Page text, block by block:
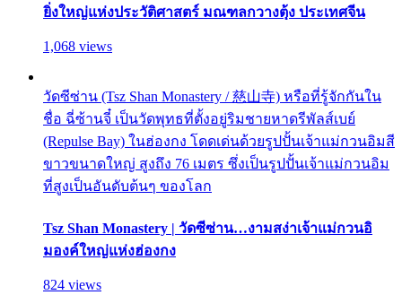
ยิ่งใหญ่แห่งประวัติศาสตร์ มณฑลกวางตุ้ง ประเทศจีน
1,068 views
วัดซีซ่าน (Tsz Shan Monastery / 慈山寺) หรือที่รู้จักกันใน
ชื่อ ฉี่ซ้านจี๋ เป็นวัดพุทธที่ตั้งอยู่ริมชายหาดรีพัลส์เบย์
(Repulse Bay) ในฮ่องกง โดดเด่นด้วยรูปปั้นเจ้าแม่กวนอิมสี
ขาวขนาดใหญ่ สูงถึง 76 เมตร ซึ่งเป็นรูปปั้นเจ้าแม่กวนอิม
ที่สูงเป็นอันดับต้นๆ ของโลก
Tsz Shan Monastery | วัดซีซ่าน…งามสง่าเจ้าแม่กวนอิ
มองค์ใหญ่แห่งฮ่องกง
824 views